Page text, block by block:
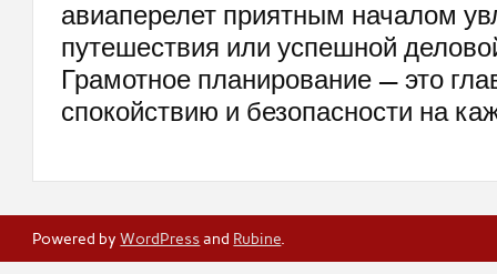
авиаперелет приятным началом
путешествия или успешной
Грамотное планирование — это
спокойствию и безопасности на
Powered byWordPressand Rubine